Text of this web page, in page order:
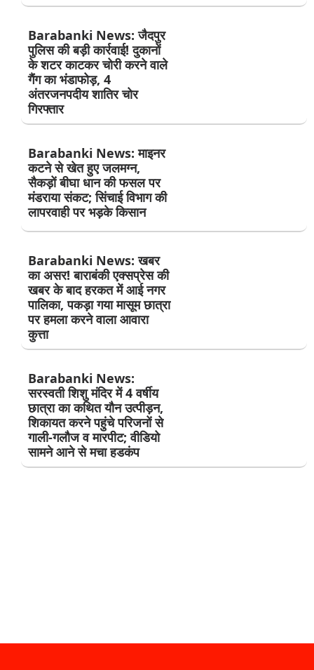
Barabanki News: जैदपुर
पुलिस की बड़ी कार्रवाई! दुकानों
के शटर काटकर चोरी करने वाले
गैंग का भंडाफोड़, 4
अंतरजनपदीय शातिर चोर
गिरफ्तार
Barabanki News: माइनर
कटने से खेत हुए जलमग्न,
सैकड़ों बीघा धान की फसल पर
मंडराया संकट; सिंचाई विभाग की
लापरवाही पर भड़के किसान
Barabanki News: खबर
का असर! बाराबंकी एक्सप्रेस की
खबर के बाद हरकत में आई नगर
पालिका, पकड़ा गया मासूम छात्रा
पर हमला करने वाला आवारा
कुत्ता
Barabanki News:
सरस्वती शिशु मंदिर में 4 वर्षीय
छात्रा का कथित यौन उत्पीड़न,
शिकायत करने पहुंचे परिजनों से
गाली-गलौज व मारपीट; वीडियो
सामने आने से मचा हडकंप